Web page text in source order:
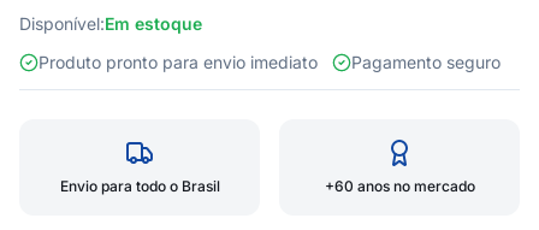
Disponível:Em estoque
Produto pronto para envio imediato
Pagamento seguro
Envio para todo o Brasil +60 anos no mercado